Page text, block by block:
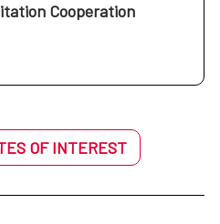
Cooperation
OF INTEREST